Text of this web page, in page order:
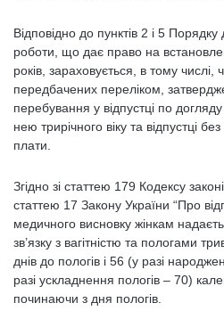
Відповідно до пунктів 2 і 5 Порядку
роботи, що дає право на
років, зараховується, в тому числі,
передбачених переліком,
перебування у відпустці по
нею трирічного віку та відпустці
плати.
Згідно зі статтею 179 Кодексу
статтею 17 Закону України “Про
медичного висновку жінкам
зв’язку з вагітністю та пологами
днів до пологів і 56 (у разі
разі ускладнення пологів – 70)
починаючи з дня пологів.